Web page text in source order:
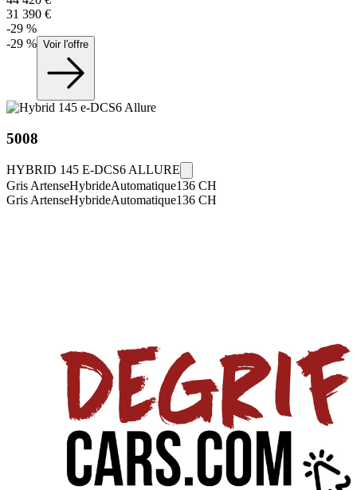
31 390 €
-29 %
-29 % Voir l'offre
5008
HYBRID 145 E-DCS6 ALLURE
Gris ArtenseHybrideAutomatique136 CH
Gris ArtenseHybrideAutomatique136 CH